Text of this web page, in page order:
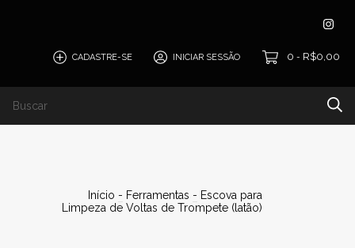
CADASTRE-SE INICIAR SESSÃO 0 - R$0,00
Início - Ferramentas - Escova para
Limpeza de Voltas de Trompete (latão)